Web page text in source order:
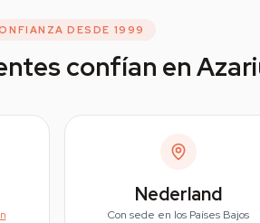
DESDE 1999
confían en
Nederland
Con sede en los Países Bajos